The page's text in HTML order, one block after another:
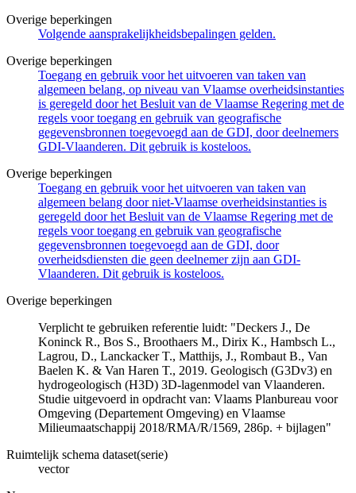
Overige beperkingen
Volgende aansprakelijkheidsbepalingen gelden.
Overige beperkingen
Toegang en gebruik voor het uitvoeren van taken van
algemeen belang, op niveau van Vlaamse overheidsinstanties
is geregeld door het Besluit van de Vlaamse Regering met de
regels voor toegang en gebruik van geografische
gegevensbronnen toegevoegd aan de GDI, door deelnemers
GDI-Vlaanderen. Dit gebruik is kosteloos.
Overige beperkingen
Toegang en gebruik voor het uitvoeren van taken van
algemeen belang door niet-Vlaamse overheidsinstanties is
geregeld door het Besluit van de Vlaamse Regering met de
regels voor toegang en gebruik van geografische
gegevensbronnen toegevoegd aan de GDI, door
overheidsdiensten die geen deelnemer zijn aan GDI-
Vlaanderen. Dit gebruik is kosteloos.
Overige beperkingen
Verplicht te gebruiken referentie luidt: "Deckers J., De
Koninck R., Bos S., Broothaers M., Dirix K., Hambsch L.,
Lagrou, D., Lanckacker T., Matthijs, J., Rombaut B., Van
Baelen K. & Van Haren T., 2019. Geologisch (G3Dv3) en
hydrogeologisch (H3D) 3D-lagenmodel van Vlaanderen.
Studie uitgevoerd in opdracht van: Vlaams Planbureau voor
Omgeving (Departement Omgeving) en Vlaamse
Milieumaatschappij 2018/RMA/R/1569, 286p. + bijlagen"
Ruimtelijk schema dataset(serie)
vector